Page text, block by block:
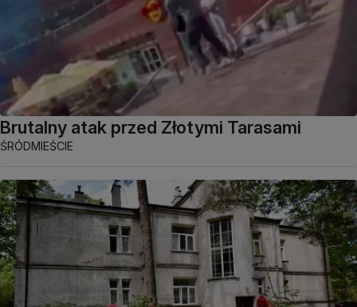
Brutalny atak przed Złotymi Tarasami
ŚRÓDMIEŚCIE